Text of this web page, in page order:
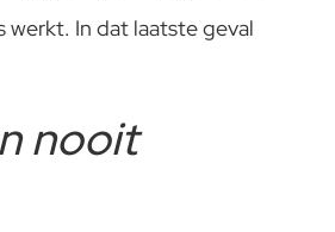
In dat laatste geval
nooit